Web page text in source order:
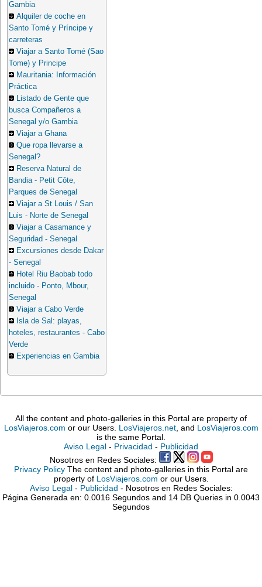
Gambia
Alquiler de coche en
Santo Tomé y Príncipe y
carreteras
Viajar a Santo Tomé (Sao
Tome) y Principe
Mauritania: Información
Práctica
Listado de Gente que
busca Compañeros a
Senegal y/o Gambia
Viajar a Ghana
Que ropa llevarse a
Senegal?
Reserva Natural de
Bandia - Petit Côte,
Parques de Senegal
Viajar a St Louis / San
Luis - Norte de Senegal
Viajar a Casamance y
Seguridad - Senegal
Excursiones desde Dakar
- Senegal
Hotel Riu Baobab todo
incluido - Ponto, Mbour,
Senegal
Viajar a Cabo Verde
Isla de Sal: playas,
hoteles, restaurantes - Cabo
Verde
Experiencias en Gambia
All the content and photo-galleries in this Portal are property of
LosViajeros.com or our Users. LosViajeros.net, and LosViajeros.com
is the same Portal.
Aviso Legal - Privacidad - Publicidad
Nosotros en Redes Sociales:
Privacy Policy The content and photo-galleries in this Portal are
property of LosViajeros.com or our Users.
Aviso Legal- Publicidad - Nosotros en Redes Sociales:
Página Generada en: 0.0016 Segundos and 14 DB Queries in 0.0043
Segundos